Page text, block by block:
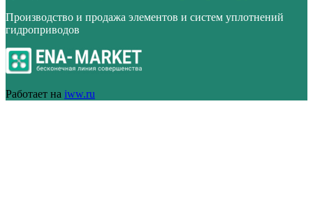
Производство и продажа элементов и систем уплотнений
гидроприводов
Работает на iww.ru